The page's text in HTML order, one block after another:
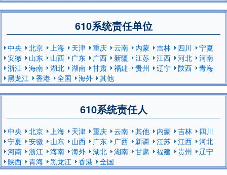
610系统责任单位
中央 北京 上海 天津 重庆 云南 内蒙 吉林 四川
宁夏
安徽
山东 山西 广东 广西 新疆 江苏 江西 河北
河南
浙江
海南 湖北 湖南 甘肃 福建 贵州 辽宁 陕西
青海
黑龙江
香港 全国 海外 其他
610系统责任人
中央 北京 上海 天津 重庆 云南 其他 内蒙 吉林
四川
宁夏
安徽 山东 山西 广东 广西 新疆 江苏 江西
河北
河南
浙江 海南 海外 湖北 湖南 甘肃 福建 贵州
辽宁
陕西
青海 黑龙江 香港 全国